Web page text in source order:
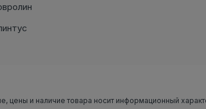
цены и наличие товара носит информационный